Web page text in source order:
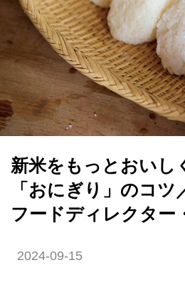
新米をもっとおいし
「おにぎり」のコツ
フードディレクター
2024-09-15